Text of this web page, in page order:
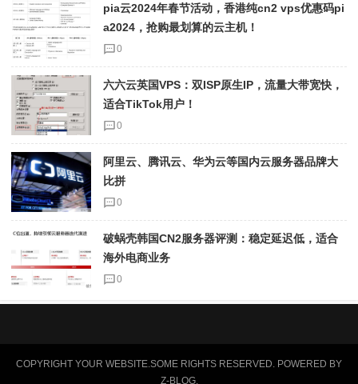
pia云2024年春节活动，香港纯cn2 vps优惠码pi
a2024，抢购最划算的云主机！
0
六六云英国VPS：双ISP原生IP，流量大带宽快，
适合TikTok用户！
0
阿里云、腾讯云、华为云等国内云服务器品牌大
比拼
0
破蜗壳韩国CN2服务器评测：稳定延迟低，适合
海外电商业务
0
COPYRIGHT YOUR WEBSITE.SOME RIGHTS RESERVED. POWERED BY
Z-BLOG.